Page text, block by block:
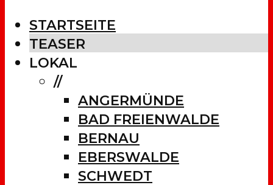
STARTSEITE
TEASER
LOKAL
//
ANGERMÜNDE
BAD FREIENWALDE
BERNAU
EBERSWALDE
SCHWEDT